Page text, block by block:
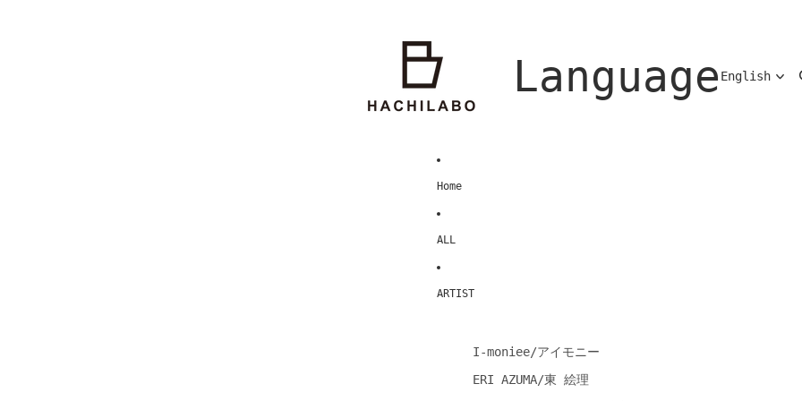
Language
Home
ALL
ARTIST
I-moniee/アイモニー
ERI AZUMA/東 絵理